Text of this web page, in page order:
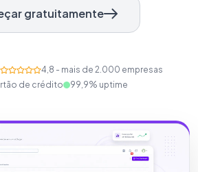
gratuitamente
4,8 - mais de 2.000 empresas
de crédito
99,9% uptime